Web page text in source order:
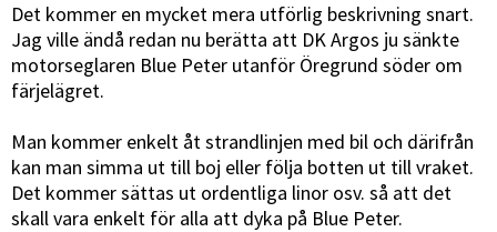
Det kommer en mycket mera utförlig beskrivning snart.
Jag ville ändå redan nu berätta att DK Argos ju sänkte
motorseglaren Blue Peter utanför Öregrund söder om
färjelägret.
Man kommer enkelt åt strandlinjen med bil och därifrån
kan man simma ut till boj eller följa botten ut till vraket.
Det kommer sättas ut ordentliga linor osv. så att det
skall vara enkelt för alla att dyka på Blue Peter.